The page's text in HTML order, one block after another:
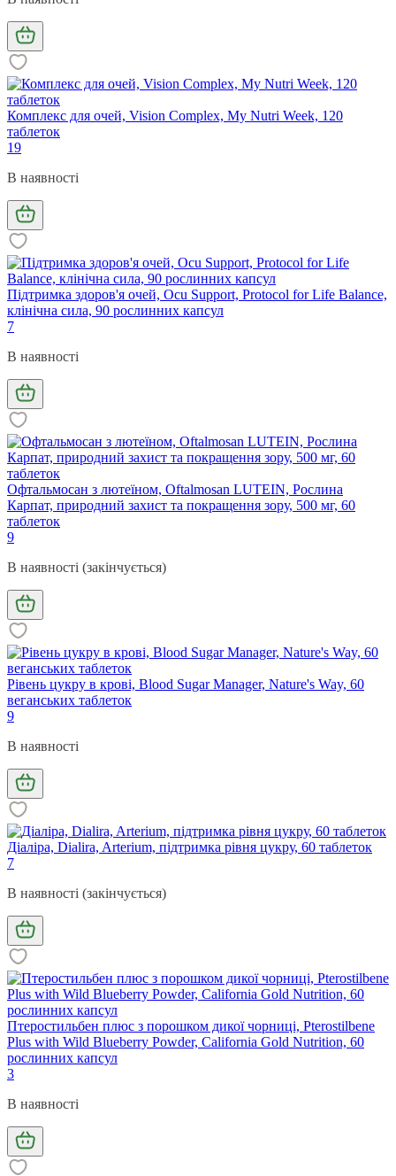
Комплекс для очей, Vision Complex, My Nutri Week, 120
таблеток
19
В наявності
Підтримка здоров'я очей, Ocu Support, Protocol for Life Balance,
клінічна сила, 90 рослинних капсул
7
В наявності
Офтальмосан з лютеїном, Oftalmosan LUTEIN, Рослина
Карпат, природний захист та покращення зору, 500 мг, 60
таблеток
9
В наявності (закінчується)
Рівень цукру в крові, Blood Sugar Manager, Nature's Way, 60
веганських таблеток
9
В наявності
Діаліра, Dialira, Arterium, підтримка рівня цукру, 60 таблеток
7
В наявності (закінчується)
Птеростильбен плюс з порошком дикої чорниці, Pterostilbene
Plus with Wild Blueberry Powder, California Gold Nutrition, 60
рослинних капсул
3
В наявності